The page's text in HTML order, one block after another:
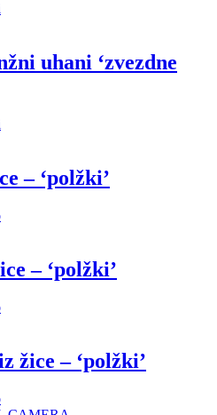
lahko
strani
izdelka
več
različic.uhani ‘zvezdne
različic.
lahko
strani
izdelka
– ‘polžki’
– ‘polžki’
žice – ‘polžki’